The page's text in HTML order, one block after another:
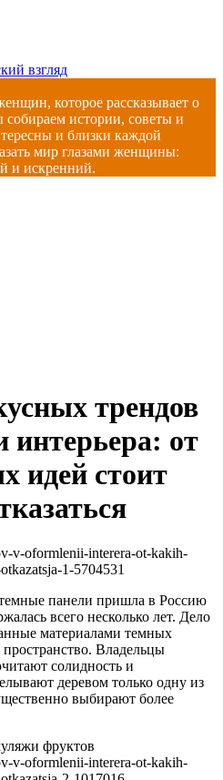
взгляд
которое рассказывает о
истории, советы и
и близки каждой
мир глазами женщины:
и искренний.
трендов
интерьера: от
идей стоит
панели пришла в Россию
всего несколько лет. Дело
материалами темных
Владельцы
солидность и
деревом только одну из
выбирают более
фруктов